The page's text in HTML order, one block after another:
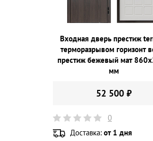
Входная дверь престиж
терморазрывом горизонт
престиж бежевый мат
мм
52 500 ₽
0
Доставка: от 1 дня